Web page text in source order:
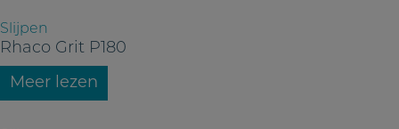
Slijpen
Rhaco Grit P180
Meer lezen